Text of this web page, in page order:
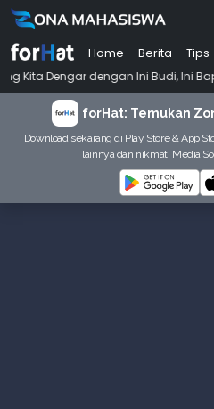
Home Berita Tips
Ini Budi, Ini Bapak Budi, Ini
forHat: Temukan
Download sekarang di Play Store & App
lainnya dan nikmati Media